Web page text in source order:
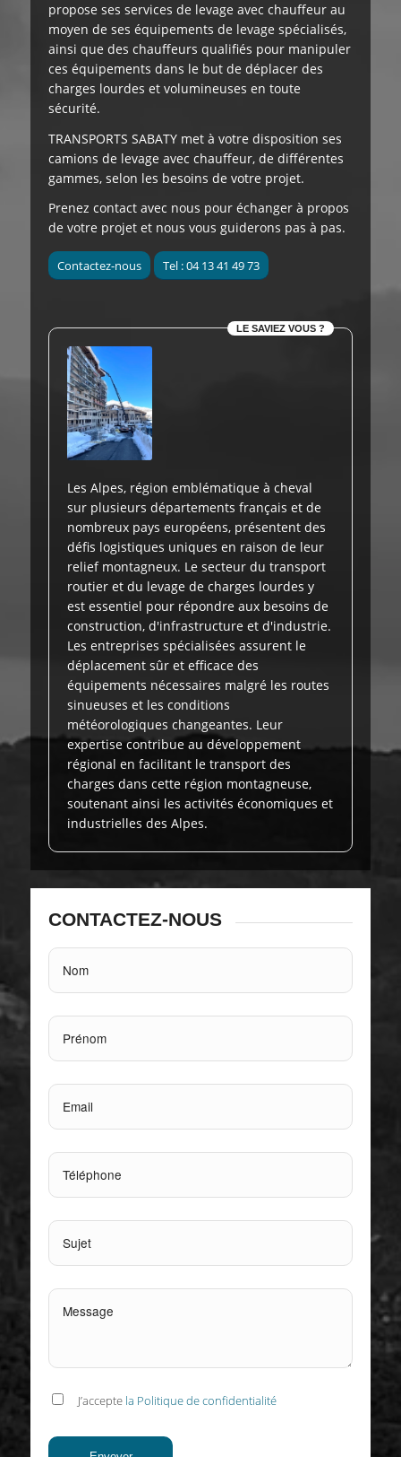
propose ses services de levage avec chauffeur au
moyen de ses équipements de levage spécialisés,
ainsi que des chauffeurs qualifiés pour manipuler
ces équipements dans le but de déplacer des
charges lourdes et volumineuses en toute
sécurité.
TRANSPORTS SABATY met à votre disposition ses
camions de levage avec chauffeur, de différentes
gammes, selon les besoins de votre projet.
Prenez contact avec nous pour échanger à propos
de votre projet et nous vous guiderons pas à pas.
Contactez-nous Tel : 04 13 41 49 73
LE SAVIEZ VOUS ?
Les Alpes, région emblématique à cheval
sur plusieurs départements français et de
nombreux pays européens, présentent des
défis logistiques uniques en raison de leur
relief montagneux. Le secteur du transport
routier et du levage de charges lourdes y
est essentiel pour répondre aux besoins de
construction, d'infrastructure et d'industrie.
Les entreprises spécialisées assurent le
déplacement sûr et efficace des
équipements nécessaires malgré les routes
sinueuses et les conditions
météorologiques changeantes. Leur
expertise contribue au développement
régional en facilitant le transport des
charges dans cette région montagneuse,
soutenant ainsi les activités économiques et
industrielles des Alpes.
CONTACTEZ-NOUS
J’accepte la Politique de confidentialité